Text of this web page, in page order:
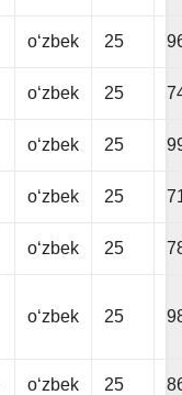
oʻzbek 25
oʻzbek 25
oʻzbek 25
oʻzbek 25
oʻzbek 25
oʻzbek 25
oʻzbek 25